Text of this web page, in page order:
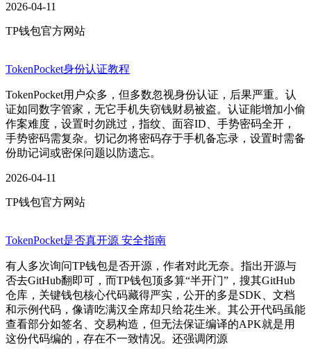
2026-04-11
TP钱包官方网站
TokenPocket身份认证教程
TokenPocket用户众多，但多数忽视身份认证，后果严重。认
证如同数字管家，无它手机失窃钱财易被盗。认证能增加小偷
作案难度，设置时勿跳过，指纹、面容ID、手势密码全开，
手势密码需复杂。切记勿将密码存于手机备忘录，设置时需备
份助记词或密保问题以防遗忘。
2026-04-11
TP钱包官方网站
TokenPocket是否真开源 安全指南
有人多次询问TP钱包是否开源，作者对此无奈。指出开源与
否去GitHub翻即可，而TP钱包顶多算“半开门”，搜其GitHub
仓库，关键钱包核心代码藏得严实，公开的多是SDK、文档
和示例代码，像请吃满汉全席却只给花生米。其公开代码虽能
查看部分如签名、交易构造，但无法保证编译的APK就是用
这份代码编的，存在不一致情况。还强调闭源